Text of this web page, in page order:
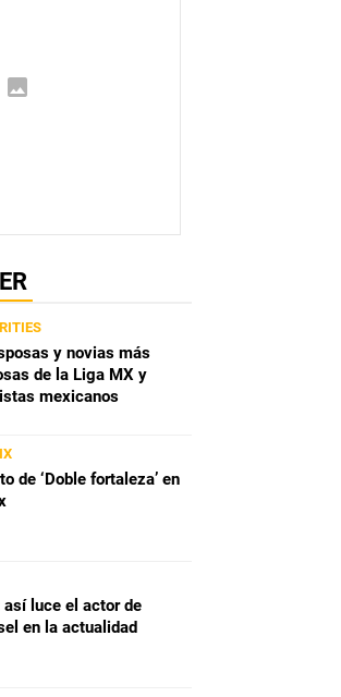
y novias más
de la Liga MX y
mexicanos
de ‘Doble fortaleza’ en
así luce el actor de
en la actualidad